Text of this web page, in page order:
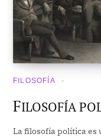
FILOSOFÍA
FILOSOFÍA
La filosofía política es